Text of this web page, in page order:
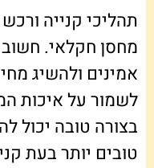
תהליכי קנייה
מחסן חקלאי.
אמינים ולהשיג
לשמור על איכות
בצורה טובה יכול
טובים יותר בעת